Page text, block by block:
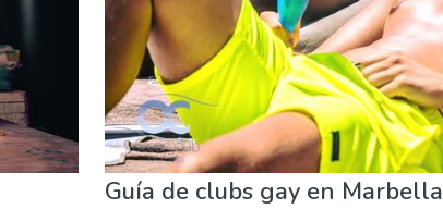
Guía de clubs gay en Marbella